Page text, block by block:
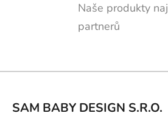
Naše produkty
partnerů
SAM BABY DESIGN S.R.O.